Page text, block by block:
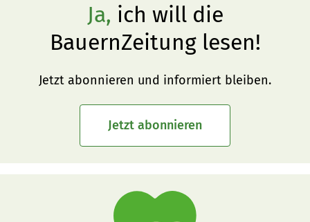
Ja, ich will die
BauernZeitung lesen!
Jetzt abonnieren und informiert bleiben.
Jetzt abonnieren